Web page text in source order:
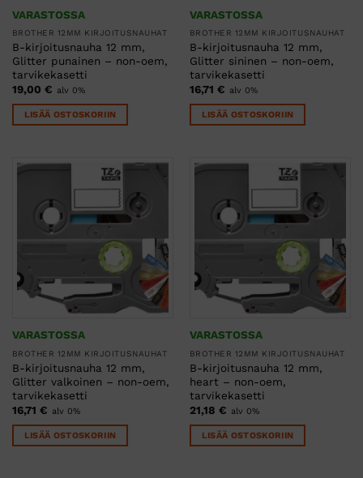
VARASTOSSA
BROTHER 12MM KIRJOITUSNAUHAT
B-kirjoitusnauha 12 mm,
Glitter punainen – non-oem,
tarvikekasetti
19,00 € alv 0%
LISÄÄ OSTOSKORIIN
VARASTOSSA
BROTHER 12MM KIRJOITUSNAUHAT
B-kirjoitusnauha 12 mm,
Glitter sininen – non-oem,
tarvikekasetti
16,71 € alv 0%
LISÄÄ OSTOSKORIIN
VARASTOSSA
BROTHER 12MM KIRJOITUSNAUHAT
B-kirjoitusnauha 12 mm,
Glitter valkoinen – non-oem,
tarvikekasetti
16,71 € alv 0%
LISÄÄ OSTOSKORIIN
VARASTOSSA
BROTHER 12MM KIRJOITUSNAUHAT
B-kirjoitusnauha 12 mm,
heart – non-oem,
tarvikekasetti
21,18 € alv 0%
LISÄÄ OSTOSKORIIN